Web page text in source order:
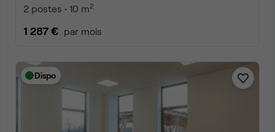
2 postes • 10 m2
1 287 € par mois
Dispo